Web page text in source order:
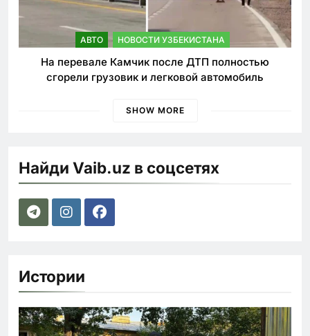
АВТО НОВОСТИ УЗБЕКИСТАНА
На перевале Камчик после ДТП полностью
сгорели грузовик и легковой автомобиль
SHOW MORE
Найди Vaib.uz в соцсетях
Истории